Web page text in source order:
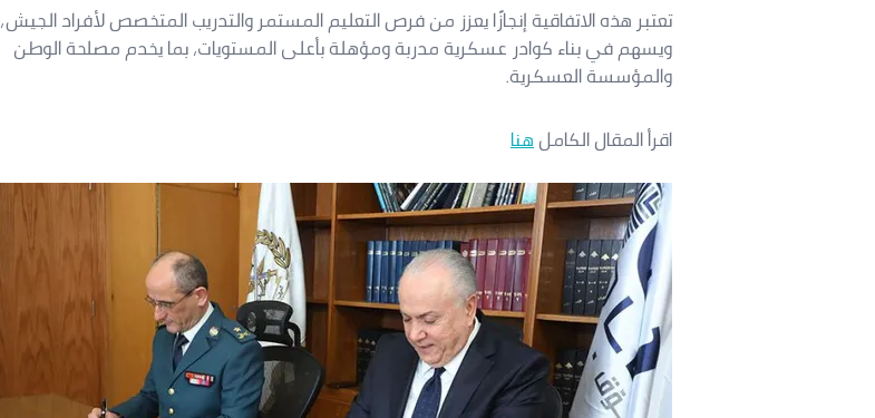
تعتبر هذه الاتفاقية إنجازًا يعزز من فرص التعليم المستمر والتدريب المتخصص لأفراد الجيش،
ويسهم في بناء كوادر عسكرية مدربة ومؤهلة بأعلى المستويات، بما يخدم مصلحة الوطن
والمؤسسة العسكرية.
اقرأ المقال الكاملهنا